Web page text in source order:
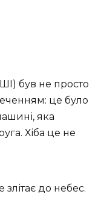
був не просто
це було
яка
Хіба це не
злітає до небес.